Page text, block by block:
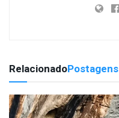
RelacionadoPostagens